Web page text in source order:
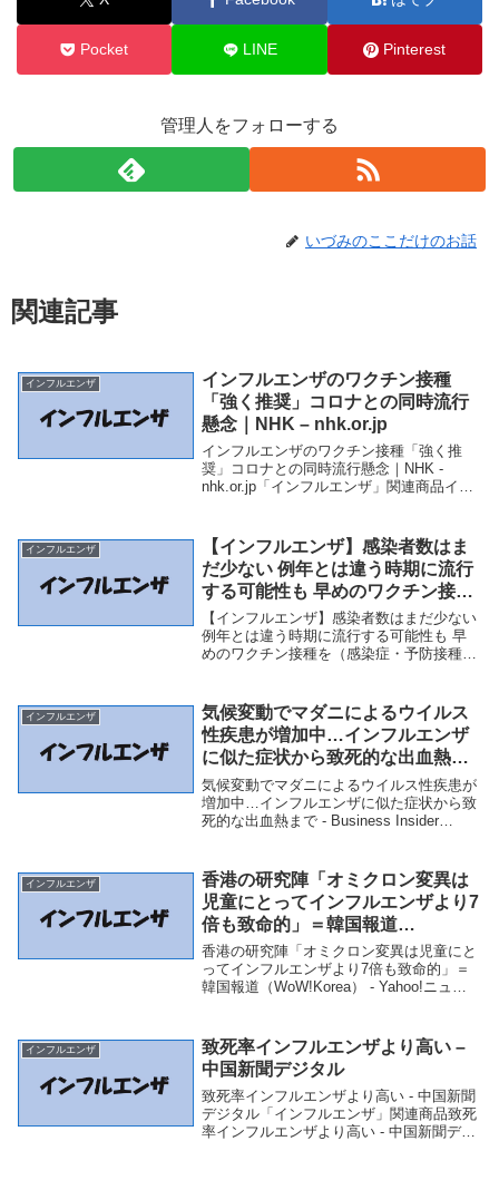
Pocket LINE Pinterest
管理人をフォローする
いづみのここだけのお話
関連記事
インフルエンザ
インフルエンザのワクチン接種
「強く推奨」コロナとの同時流行
懸念｜NHK – nhk.or.jp
インフルエンザのワクチン接種「強く推
奨」コロナとの同時流行懸念｜NHK -
nhk.or.jp「インフルエンザ」関連商品イン
ンフルエンザのワクチン...
インフルエンザ
【インフルエンザ】感染者数はま
だ少ない 例年とは違う時期に流行
する可能性も 早めのワクチン接種
を（感染症・予防接種ナビ） –
Yahoo!ニュース – Yahoo!ニュー
ス
【インフルエンザ】感染者数はまだ少ない
例年とは違う時期に流行する可能性も 早
めのワクチン接種を（感染症・予防接種ナ
ンザ】感染者数はまだ少ない 例...
インフルエンザ
気候変動でマダニによるウイルス
性疾患が増加中…インフルエンザ
に似た症状から致死的な出血熱ま
で – Business Insider Japan
気候変動でマダニによるウイルス性疾患が
増加中…インフルエンザに似た症状から致
死的な出血熱まで - Business Insider
中…インフルエンザに似た症状か...
インフルエンザ
香港の研究陣「オミクロン変異は
児童にとってインフルエンザより7
倍も致命的」＝韓国報道
（WoW!Korea） – Yahoo!ニュー
ス – Yahoo!ニュース
香港の研究陣「オミクロン変異は児童にと
ってインフルエンザより7倍も致命的」＝
韓国報道（WoW!Korea） - Yahoo!ニュー
童にとってインフルエンザ...
インフルエンザ
致死率インフルエンザより高い –
中国新聞デジタル
致死率インフルエンザより高い - 中国新聞
デジタル「インフルエンザ」関連商品致死
率インフルエンザより高い - 中国新聞デジ